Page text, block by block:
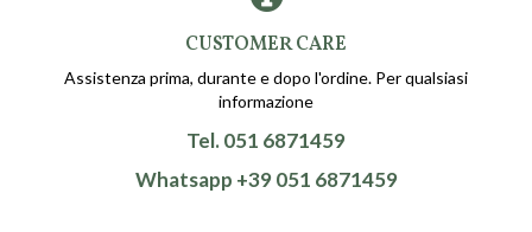
CUSTOMER CARE
Assistenza prima, durante e dopo l'ordine. Per qualsiasi
informazione
Tel. 051 6871459
Whatsapp +39 051 6871459